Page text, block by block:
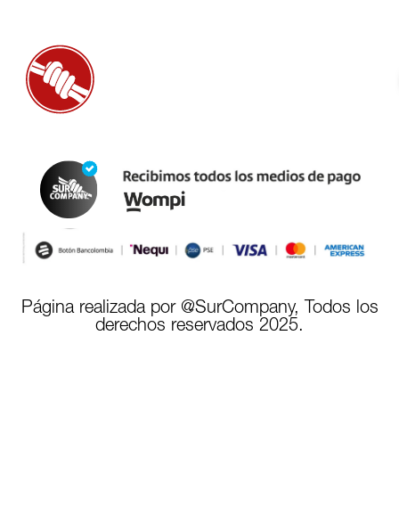
Página realizada por @SurCompany, Todos los
derechos reservados 2025.